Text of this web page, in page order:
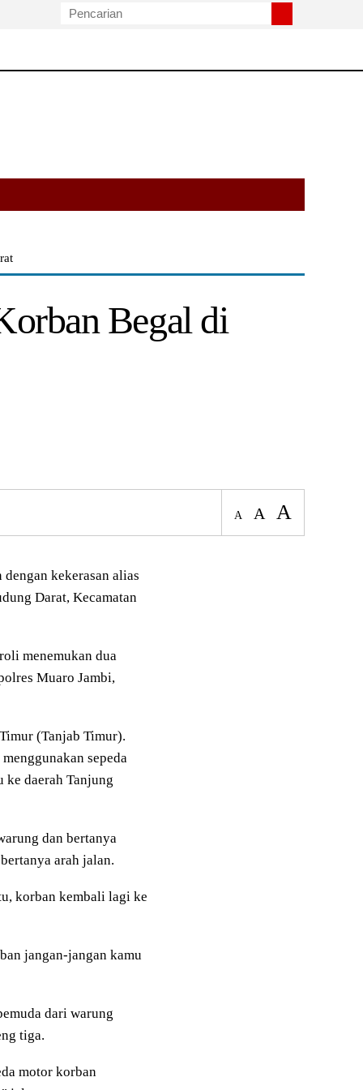
Begal di
A A A
kekerasan alias
Darat, Kecamatan
menemukan dua
Muaro Jambi,
(Tanjab Timur).
sepeda
ke daerah Tanjung
dan bertanya
arah jalan.
korban kembali lagi ke
jangan-jangan kamu
dari warung
tiga.
motor korban